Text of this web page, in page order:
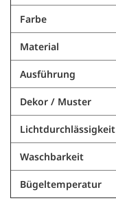
Farbe
Material
Ausführung
Dekor / Muster
Lichtdurchlässigkeit
Waschbarkeit
Bügeltemperatur